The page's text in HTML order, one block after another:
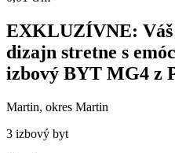
EXKLUZÍVNE: Váš
dizajn stretne s
izbový BYT MG4 z
Martin, okres Martin
3 izbový byt